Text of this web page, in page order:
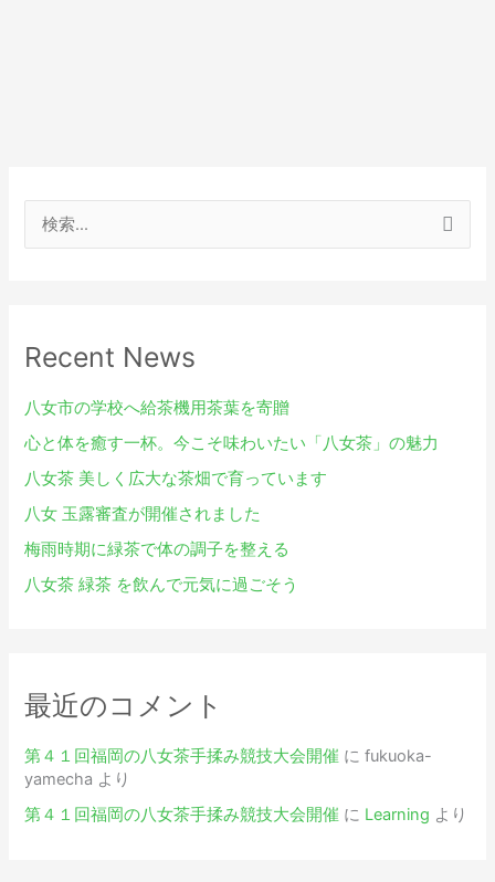
Recent News
八女市の学校へ給茶機用茶葉を寄贈
心と体を癒す一杯。今こそ味わいたい「八女茶」の魅力
八女茶 美しく広大な茶畑で育っています
八女 玉露審査が開催されました
梅雨時期に緑茶で体の調子を整える
八女茶 緑茶 を飲んで元気に過ごそう
最近のコメント
第４１回福岡の八女茶手揉み競技大会開催 にfukuoka-
yamecha より
第４１回福岡の八女茶手揉み競技大会開催 に Learning より